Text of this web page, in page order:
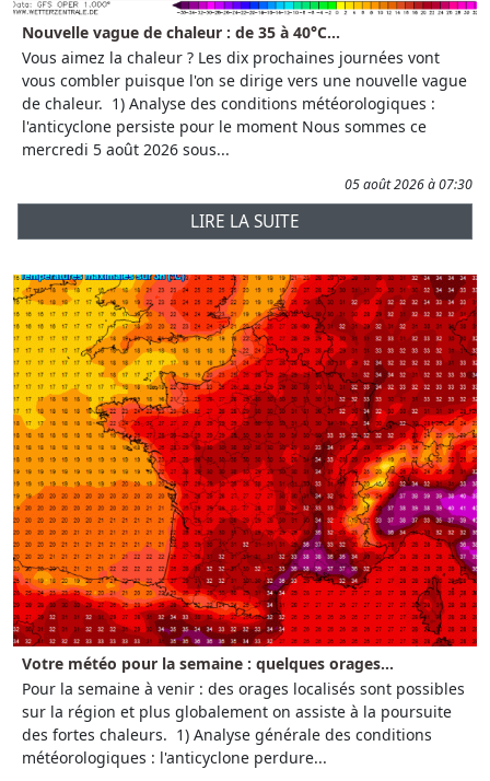
Nouvelle vague de chaleur : de 35 à 40°C...
Vous aimez la chaleur ? Les dix prochaines journées vont
vous combler puisque l'on se dirige vers une nouvelle vague
de chaleur. 1) Analyse des conditions météorologiques :
l'anticyclone persiste pour le moment Nous sommes ce
mercredi 5 août 2026 sous...
05 août 2026 à 07:30
LIRE LA SUITE
Votre météo pour la semaine : quelques orages...
Pour la semaine à venir : des orages localisés sont possibles
sur la région et plus globalement on assiste à la poursuite
des fortes chaleurs. 1) Analyse générale des conditions
météorologiques : l'anticyclone perdure...